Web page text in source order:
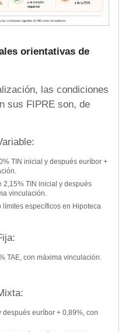
orientativas de
las condiciones
sus FIPRE son, de
TIN inicial y después euríbor +
TIN inicial y después
vinculación.
límites específicos en Hipoteca
TAE, con máxima vinculación.
euríbor + 0,89%, con